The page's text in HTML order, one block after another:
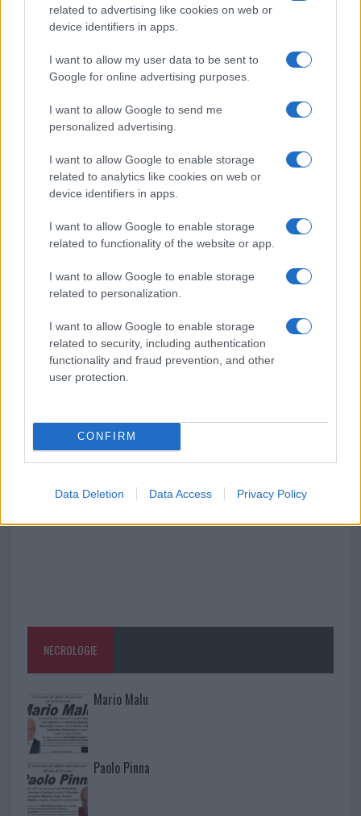
related to advertising like cookies on web or
device identifiers in apps.
I want to allow my user data to be sent to
Google for online advertising purposes.
I want to allow Google to send me
personalized advertising.
I want to allow Google to enable storage
related to analytics like cookies on web or
device identifiers in apps.
I want to allow Google to enable storage
related to functionality of the website or app.
I want to allow Google to enable storage
related to personalization.
I want to allow Google to enable storage
related to security, including authentication
functionality and fraud prevention, and other
user protection.
CONFIRM
Data Deletion Data Access Privacy Policy
Le previsioni meteo per il weekend a Olbia e in
Gallura
Michelle Hunziker in Gallura, bella anche dal
vivo: un amico vip svela come fa
Calangianus, dopo le polemiche il centro
accoglienza minori chiude
Olbia, divieto di sosta contro spaccio e degrado:
esplode la protesta
Pausa caffè impeccabile: come scegliere la
Monte Pino, la fine di un lungo dolore: storia e
rinascita della strada che segnò la Gallura
Raid nelle campagne di Berchidda, rischio per
la rete elettrica
NECROLOGIE
Mario Malu
Paolo Pinna